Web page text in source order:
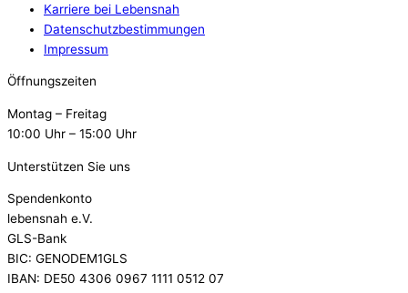
Karriere bei Lebensnah
Datenschutzbestimmungen
Impressum
Öffnungszeiten
Montag – Freitag
10:00 Uhr – 15:00 Uhr
Unterstützen Sie uns
Spendenkonto
lebensnah e.V.
GLS-Bank
BIC: GENODEM1GLS
IBAN: DE50 4306 0967 1111 0512 07